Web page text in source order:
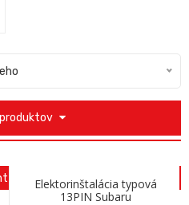
Elektorinštalácia typová
13PIN Subaru